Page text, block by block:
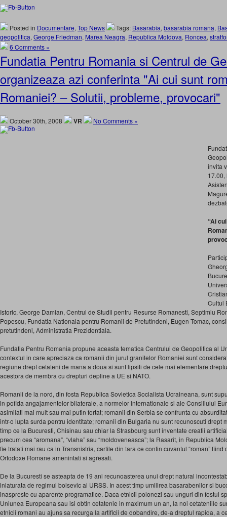
Posted in Documentare, Top News Tags: Basarabia, basarabia romana,
geopolitica, George Friedman, Marea Neagra, Republica Moldova, Roncea,
6 Comments »
Fundatia Pentru Romania si Centrul de
organizeaza azi conferinta "Ai cui sunt
Romaniei? – Solutii, probleme, provocari"
October 30th, 2008 VR No Comments »
invita
“Ai
Cultul
Istoric, George Damian, Centrul de Studii pentru Resurse Romanesti, Septimiu
Popescu, Fundatia Nationala pentru Romanii de Pretutindeni, Eugen Tomac,
pretutindeni, Administratia Prezidentiala.
Fundatia Pentru Romania propune aceasta tematica Centrului de Geopolitica al
contextul in care apreciaza ca romanii din jurul granitelor Romaniei sunt
regiune drept cetateni de mana a doua si sunt lipsiti de cele mai elementare
acestora de membra cu drepturi depline a UE si NATO.
Romanii de la nord, din fosta Republica Sovietica Socialista Ucraineana, sunt
in pofida angajamentelor bilaterale, a normelor internationale si ale Consiliului
asimilati mai mult sau mai putin fortat; romanii din Serbia se confrunta cu
intr-o lupta surda pentru identitate; romanii din Bulgaria nu sunt recunoscuti drept
timp ce la Bucuresti, Chisinau sau chiar la Strasbourg sunt inventate creatii
precum cea “aromana”, “vlaha” sau “moldoveneasca”; la Rasarit, in Republica
fie tratati mai rau ca in Transnistria, cartile din tara ce contin cuvantul “roman”
Ortodoxe Romane amenintati si agresati.
De la Bucuresti se asteapta de 19 ani recunoasterea unui drept natural
inlaturata de regimul bolsevic al URSS. In acest timp umilirea basarabenilor si
inaspreste cu aparente programatice. Daca etnicii polonezi sau unguri din fostul
Uniunea Europeana sau isi obtin cetatenie in maximum un an, la noi cetateniile
etnicii romani au ajuns sa recurga la artificii de dobandire, de-a dreptul rapida, a